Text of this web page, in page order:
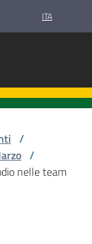
ITA
/
/
nelle team